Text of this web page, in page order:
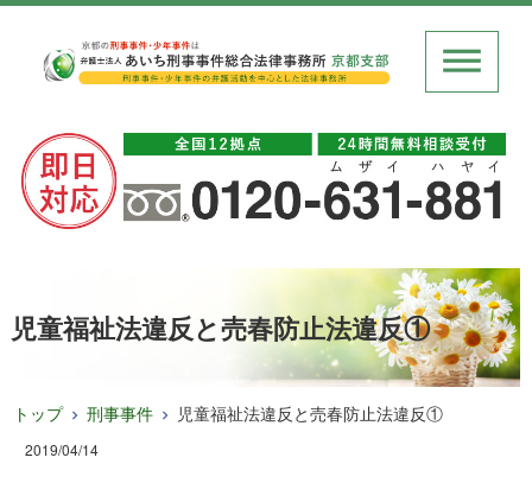
児童福祉法違反と売春防止法違反①
トップ 刑事事件 児童福祉法違反と売春防止法違反①
2019/04/14